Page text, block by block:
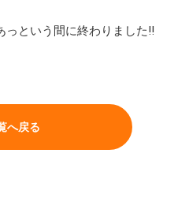
っという間に終わりました!!
へ戻る